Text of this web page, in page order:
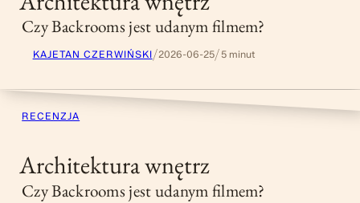
Czy Backrooms jest udanym filmem?
KAJETAN CZERWIŃSKI/2026-06-25/ 5 minut
RECENZJA
Architektura wnętrz
Czy Backrooms jest udanym filmem?